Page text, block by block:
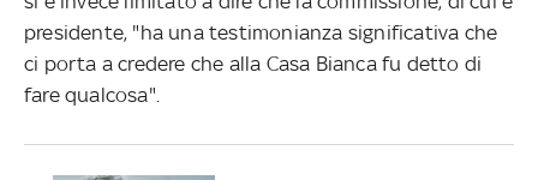
presidente, "ha una testimonianza significativa che
ci porta a credere che alla Casa Bianca fu detto di
fare qualcosa".